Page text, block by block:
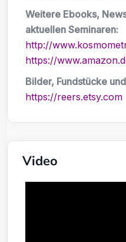
Weitere Ebooks,
aktuellen Seminaren:
http://
https://
Bilder, Fundstücke
https://reers.etsy.com
Video